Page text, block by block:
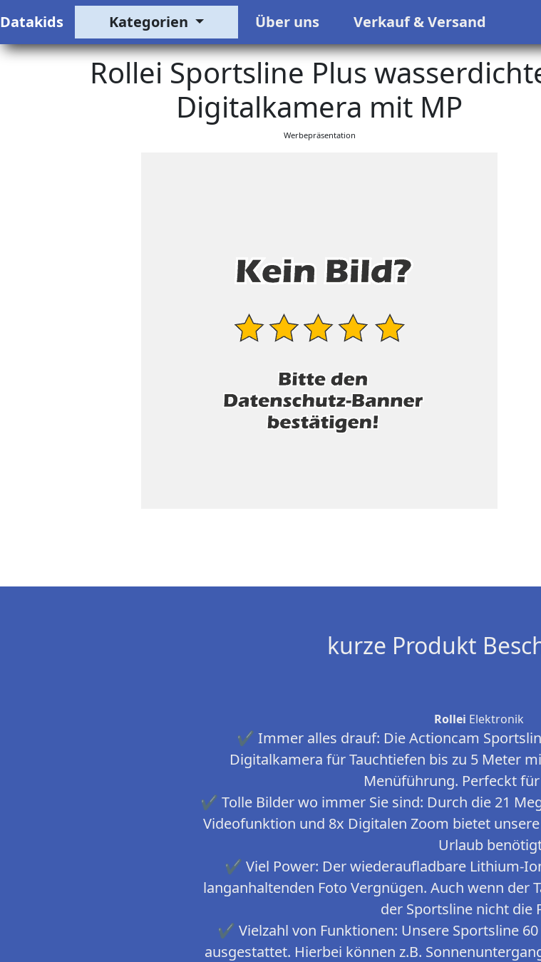
Datakids Kategorien Über uns Verkauf & Versand
Rollei Sportsline Plus
Digitalkamera mit MP
Werbepräsentation
kurze Produkt
Rollei Elektronik
✔ Immer alles drauf: Die Actioncam
Digitalkamera für Tauchtiefen bis zu 5 Meter
Menüführung. Perfeckt
✔ Tolle Bilder wo immer Sie sind: Durch die 21
Videofunktion und 8x Digitalen Zoom bietet
Urlaub
✔ Viel Power: Der wiederaufladbare Lithium-
langanhaltenden Foto Vergnügen. Auch wenn der
der Sportsline nicht die
✔ Vielzahl von Funktionen: Unsere Sportsline
ausgestattet. Hierbei können z.B.